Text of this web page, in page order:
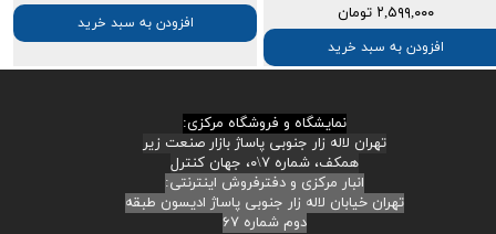
۲,۵۹۹,۰۰۰ تومان
افزودن به سبد خرید
افزودن به سبد خرید
نمایشگاه و فروشگاه مرکزی:
تهران لاله زار جنوبی پاساژ بازار صنعت زیر
همکف، شماره ۷\۰، جهان کنترل
انبار مرکزی و دفترفروش اینترنتی:
تهران خیابان لاله زار جنوبی پاساژ ادیسون طبقه
دوم شماره ۶۷